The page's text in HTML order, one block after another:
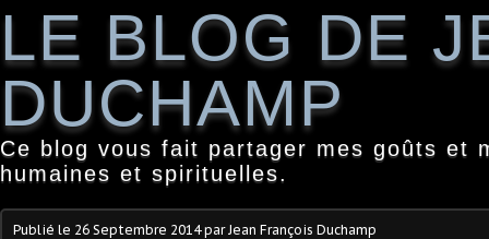
LE BLOG DE
DUCHAMP
Ce blog vous fait partager mes goûts et
humaines et spirituelles.
Publié le 26 Septembre 2014par Jean François Duchamp